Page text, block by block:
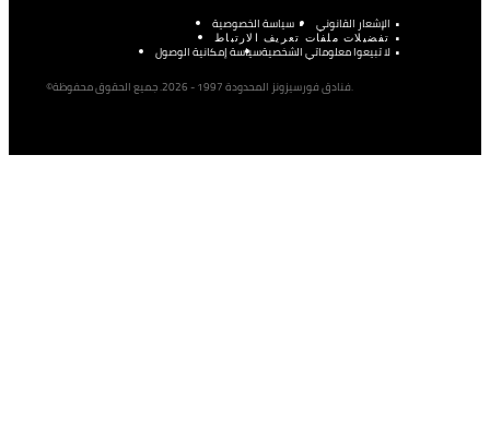
الإشعار القانوني سياسة الخصوصية
تفضيلات ملفات تعريف الارتباط
لا تبيعوا معلوماتي الشخصيةسياسة إمكانية الوصول
©فنادق فورسيزونز المحدودة 1997 - 2026. جميع الحقوق محفوظة.